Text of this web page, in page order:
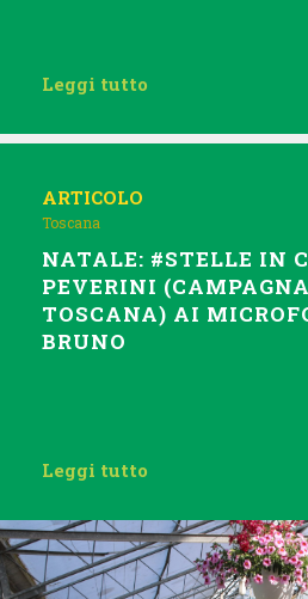
Leggi tutto
ARTICOLO
Toscana
NATALE: #STELLE IN
PEVERINI
TOSCANA) AI
BRUNO
Leggi tutto